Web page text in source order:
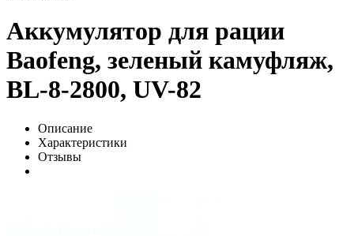
Аккумулятор для рации
Baofeng, зеленый камуфляж,
BL-8-2800, UV-82
Описание
Характеристики
Отзывы